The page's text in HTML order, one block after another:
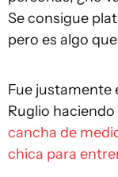
Se consigue
pero es algo
Fue justamente
Ruglio
cancha de
chica para